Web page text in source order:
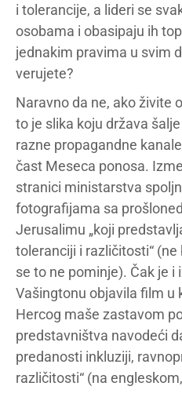
i tolerancije, a lideri se
osobama i obasipaju ih
jednakim pravima u svim
verujete?
Naravno da ne, ako živite
to je slika koju država
razne propagandne
čast Meseca ponosa.
stranici ministarstva
fotografijama sa
Jerusalimu „koji
toleranciji i različitosti“
se to ne pominje). Čak je i
Vašingtonu objavila film u
Hercog maše zastavom
predstavništva navodeći
predanosti inkluziji,
različitosti“ (na